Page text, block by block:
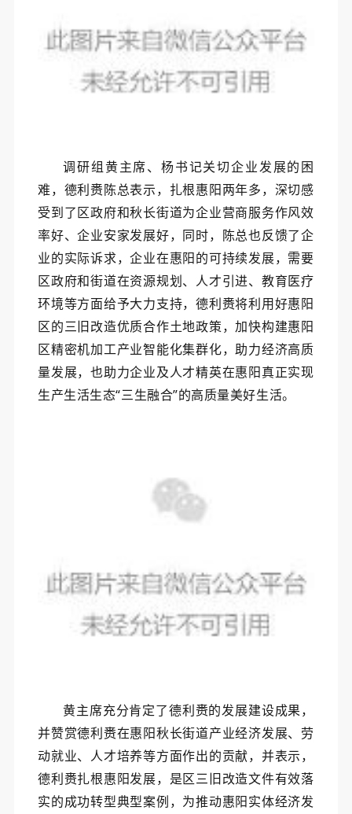
调研组黄主席、杨书记关切企业发展的困
难，德利赉陈总表示，扎根惠阳两年多，深切感
受到了区政府和秋长街道为企业营商服务作风效
率好、企业安家发展好，同时，陈总也反馈了企
业的实际诉求，企业在惠阳的可持续发展，需要
区政府和街道在资源规划、人才引进、教育医疗
环境等方面给予大力支持，德利赉将利用好惠阳
区的三旧改造优质合作土地政策，加快构建惠阳
区精密机加工产业智能化集群化，助力经济高质
量发展，也助力企业及人才精英在惠阳真正实现
生产生活生态“三生融合”的高质量美好生活。
黄主席充分肯定了德利赉的发展建设成果，
并赞赏德利赉在惠阳秋长街道产业经济发展、劳
动就业、人才培养等方面作出的贡献，并表示，
德利赉扎根惠阳发展，是区三旧改造文件有效落
实的成功转型典型案例，为推动惠阳实体经济发